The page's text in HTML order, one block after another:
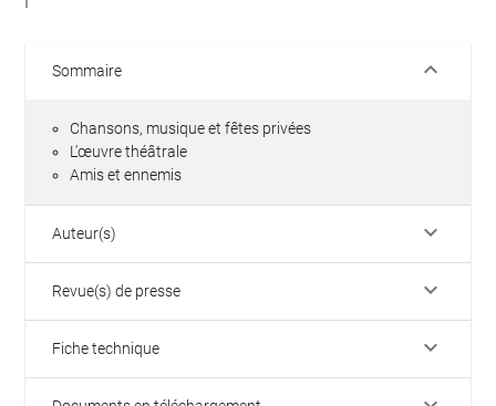
Sommaire keyboard_arrow_down
Chansons, musique et fêtes privées
L'œuvre théâtrale
Amis et ennemis
Auteur(s) keyboard_arrow_down
Revue(s) de presse keyboard_arrow_down
Fiche technique keyboard_arrow_down